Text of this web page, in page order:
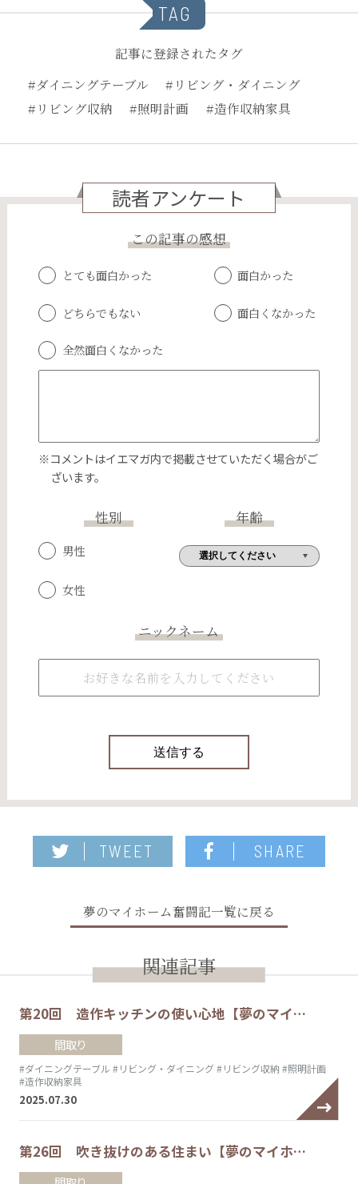
TAG
記事に登録されたタグ
#ダイニングテーブル
#リビング・ダイニング
#リビング収納
#照明計画 #造作収納家具
読者アンケート
この記事の感想
とても面白かった 面白かった
どちらでもない 面白くなかった
全然面白くなかった
※コメントはイエマガ内で掲載させていただく場合がご
ざいます。
性別
男性
女性
年齢
ニックネーム
TWEET SHARE
夢のマイホーム奮闘記一覧に戻る
関連記事
第20回 造作キッチンの使い心地【夢のマイ…
間取り
#ダイニングテーブル #リビング・ダイニング #リビング収納 #照明計画
#造作収納家具
2025.07.30
第26回 吹き抜けのある住まい【夢のマイホ…